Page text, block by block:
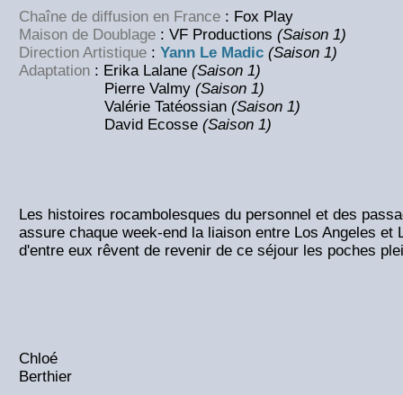
Chaîne de diffusion en France : Fox Play
Maison de Doublage : VF Productions (Saison 1)
Direction Artistique : Yann Le Madic (Saison 1)
Adaptation : Erika Lalane (Saison 1)
Pierre Valmy (Saison 1)
Valérie Tatéossian (Saison 1)
David Ecosse (Saison 1)
Les histoires rocambolesques du personnel et des
assure chaque week-end la liaison entre Los Angeles et
d'entre eux rêvent de revenir de ce séjour les poches
Chloé
Berthier